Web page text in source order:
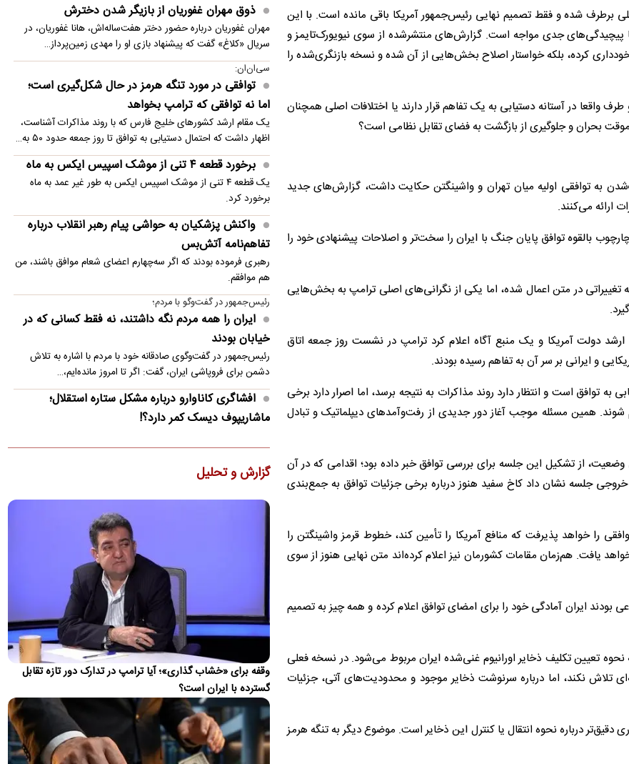
برطرف شده و فقط تصمیم نهایی رئیس‌جمهور آمریکا باقی مانده است. با این
پیچیدگی‌های جدی مواجه است. گزارش‌های منتشرشده از سوی نیویورک‌تایمز و
کرده، بلکه خواستار اصلاح بخش‌هایی از آن شده و نسخه بازنگری‌شده را
واقعا در آستانه دستیابی به یک تفاهم قرار دارند یا اختلافات اصلی همچنان
بحران و جلوگیری از بازگشت به فضای تقابل نظامی است؟
به توافقی اولیه میان تهران و واشینگتن حکایت داشت، گزارش‌های جدید
ارائه می‌کنند.
بالقوه توافق پایان جنگ با ایران را سخت‌تر و اصلاحات پیشنهادی خود را
در متن اعمال شده، اما یکی از نگرانی‌های اصلی ترامپ به بخش‌هایی
دولت آمریکا و یک منبع آگاه اعلام کرد ترامپ در نشست روز جمعه اتاق
و ایرانی بر سر آن به تفاهم رسیده بودند.
توافق است و انتظار دارد روند مذاکرات به نتیجه برسد، اما اصرار دارد برخی
همین مسئله موجب آغاز دور جدیدی از رفت‌وآمدهای دیپلماتیک و تبادل
از تشکیل این جلسه برای بررسی توافق خبر داده بود؛ اقدامی که در آن
جلسه نشان داد کاخ سفید هنوز درباره برخی جزئیات توافق به جمع‌بندی
را خواهد پذیرفت که منافع آمریکا را تأمین کند، خطوط قرمز واشینگتن را
یافت. هم‌زمان مقامات کشورمان نیز اعلام کرده‌اند متن نهایی هنوز از سوی
ایران آمادگی خود را برای امضای توافق اعلام کرده و همه چیز به تصمیم
تعیین تکلیف ذخایر اورانیوم غنی‌شده ایران مربوط می‌شود. در نسخه فعلی
تلاش نکند، اما درباره سرنوشت ذخایر موجود و محدودیت‌های آتی، جزئیات
درباره نحوه انتقال یا کنترل این ذخایر است. موضوع دیگر به تنگه هرمز
اختلال در دسترسی کاربران ایرانی به چت جی پی تی
برخورد قطعه ۴ تنی از موشک اسپیس ایکس به ماه
واکنش پزشکیان به حواشی پیام رهبر انقلاب درباره
تفاهم‌نامه آتش‌بس
قدرت راست تراکتور در حد آسیا
ذوق مهران غفوریان از بازیگر شدن دخترش
مهران غفوریان درباره حضور دختر هفت‌ساله‌اش، هانا غفوریان، در
سریال «کلاغ» گفت که پیشنهاد بازی او را مهدی زمین‌پرداز…
سی‌ان‌ان:
توافقی در مورد تنگه هرمز در حال شکل‌گیری است؛
اما نه توافقی که ترامپ بخواهد
یک مقام ارشد کشورهای خلیج فارس که با روند مذاکرات آشناست،
اظهار داشت که احتمال دستیابی به توافق تا روز جمعه حدود ۵۰ به…
برخورد قطعه ۴ تنی از موشک اسپیس ایکس به ماه
یک قطعه ۴ تنی از موشک اسپیس ایکس به طور غیر عمد به ماه
برخورد کرد.
واکنش پزشکیان به حواشی پیام رهبر انقلاب درباره
تفاهم‌نامه آتش‌بس
رهبری فرموده بودند که اگر سه‌چهارم اعضای شعام موافق باشند، من
هم موافقم.
رئیس‌جمهور در گفت‌وگو با مردم؛
ایران را همه مردم نگه داشتند، نه فقط کسانی که در
خیابان بودند
رئیس‌جمهور در گفت‌وگوی صادقانه خود با مردم با اشاره به تلاش
دشمن برای فروپاشی ایران، گفت: اگر تا امروز مانده‌ایم،…
افشاگری کاناوارو درباره مشکل ستاره استقلال؛
ماشاریپوف دیسک کمر دارد؟!
ماشاریپوف به جام جهانی تأکید کرد که برخلاف تصورها،…
کنوانسیون دریای خزر چیست و سهم ایران از آن چه
می‌شود؟
دولت لایحه الحاق ایران به کنوانسیون حقوقی دریای خزر را پس از
هشت سال به مجلس ارسال کرد. جزئیات این کنوانسیون، روند…
ظریف: چین و روسیه شرکای مهم ایران هستند، اما نه
جایگزین همه جهان
دیپلمات پیشین ایران بیان کرد که چین و روسیه شرکای مهم ایران در
آینده خواهند بود، اما این روابط نباید جایگزین تعامل با…
ویدئو؛ جزئیات و لحظه وقوع حادثه امنیتی برای
بالگرد ترامپ
حادثه امنیتی برای بالگرد دونالد ترامپ پس از آن رخ داد که
Marine One در ۴ آگوست از فرودگاه الیپس خارج شد، در حالی
که…
این گزارش به روز می‌شود...
اطلاعات تازه از شنیده شدن صدای انفجار در بحرین
گزارش و تحلیل
وقفه برای «خشاب گذاری»؛ آیا ترامپ در تدارک دور تازه تقابل
گسترده با ایران است؟